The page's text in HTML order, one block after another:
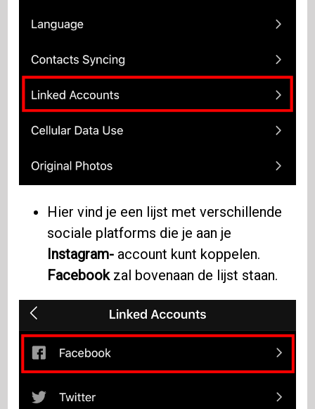
Hier vind je een lijst met verschillende
sociale platforms die je aan je
Instagram- account kunt koppelen.
Facebookzal bovenaan de lijst staan.